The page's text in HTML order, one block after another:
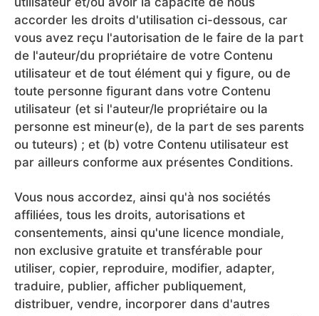
accorder les droits d'utilisation ci-dessous, car
vous avez reçu l'autorisation de le faire de la part
de l'auteur/du propriétaire de votre Contenu
utilisateur et de tout élément qui y figure, ou de
toute personne figurant dans votre Contenu
utilisateur (et si l'auteur/le propriétaire ou la
personne est mineur(e), de la part de ses parents
ou tuteurs) ; et (b) votre Contenu utilisateur est
par ailleurs conforme aux présentes Conditions.
Vous nous accordez, ainsi qu'à nos sociétés
affiliées, tous les droits, autorisations et
consentements, ainsi qu'une licence mondiale,
non exclusive gratuite et transférable pour
utiliser, copier, reproduire, modifier, adapter,
traduire, publier, afficher publiquement,
distribuer, vendre, incorporer dans d'autres